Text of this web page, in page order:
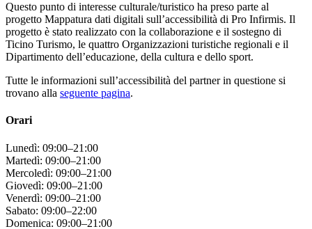
Questo punto di interesse culturale/turistico ha preso parte al
progetto Mappatura dati digitali sull’accessibilità di Pro Infirmis. Il
progetto è stato realizzato con la collaborazione e il sostegno di
Ticino Turismo, le quattro Organizzazioni turistiche regionali e il
Dipartimento dell’educazione, della cultura e dello sport.
Tutte le informazioni sull’accessibilità del partner in questione si
trovano alla seguente pagina.
Orari
Lunedì: 09:00–21:00
Martedì: 09:00–21:00
Mercoledì: 09:00–21:00
Giovedì: 09:00–21:00
Venerdì: 09:00–21:00
Sabato: 09:00–22:00
Domenica: 09:00–21:00